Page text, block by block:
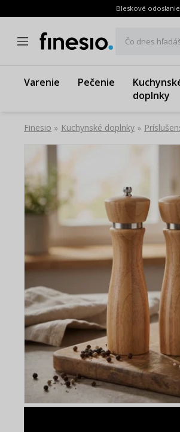
Bleskové
Čo dnes
Varenie Pečenie
doplnky
Finesio » Kuchynské doplnky »